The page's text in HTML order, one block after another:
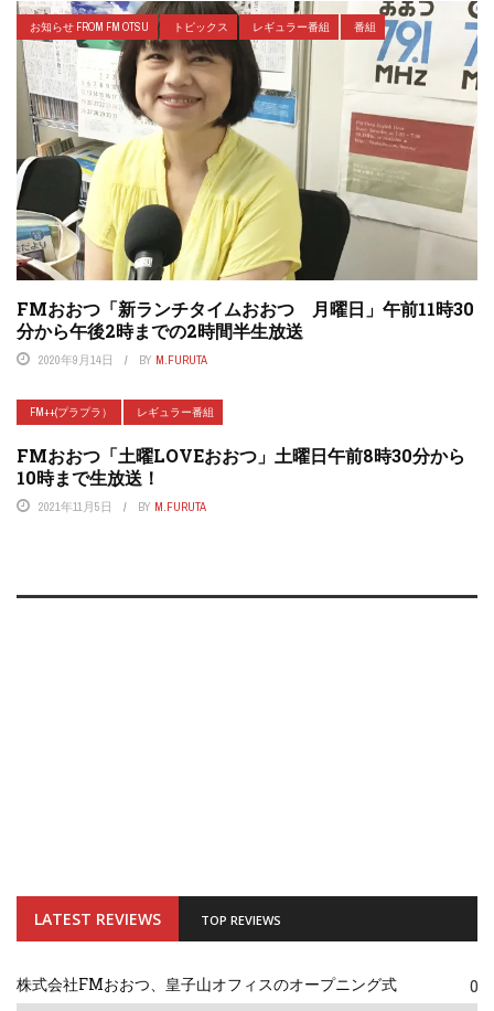
お知らせ FROM FM OTSU トピックス レギュラー番組 番組
FMおおつ「新ランチタイムおおつ 月曜日」午前11時30
分から午後2時までの2時間半生放送
2020年9月14日 BY M.FURUTA
FM++(プラプラ） レギュラー番組
FMおおつ「土曜LOVEおおつ」土曜日午前8時30分から
10時まで生放送！
2021年11月5日 BY M.FURUTA
LATEST REVIEWS TOP REVIEWS
株式会社FMおおつ、皇子山オフィスのオープニング式 0